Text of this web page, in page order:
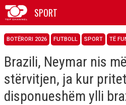
SPORT
BOTËRORI 2026 FUTBOLL SPORT TË
Brazili, Neymar nis
stërvitjen, ja kur
disponueshëm ylli